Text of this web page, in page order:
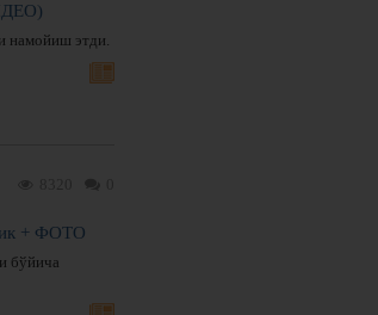
намойиш этди.
+ ФОТО
бўйича